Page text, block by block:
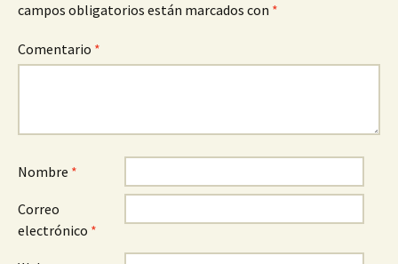
campos obligatorios están marcados con *
Comentario *
Nombre *
Correo
electrónico *